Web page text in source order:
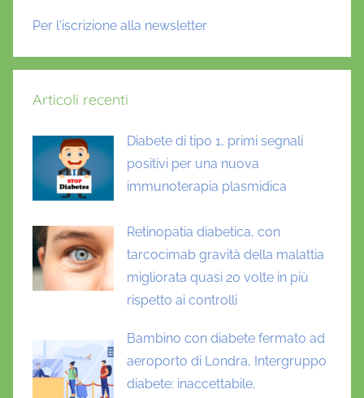
Per l'iscrizione alla newsletter
Articoli recenti
Diabete di tipo 1, primi segnali
positivi per una nuova
immunoterapia plasmidica
Retinopatia diabetica, con
tarcocimab gravità della malattia
migliorata quasi 20 volte in più
rispetto ai controlli
Bambino con diabete fermato ad
aeroporto di Londra, Intergruppo
diabete: inaccettabile,